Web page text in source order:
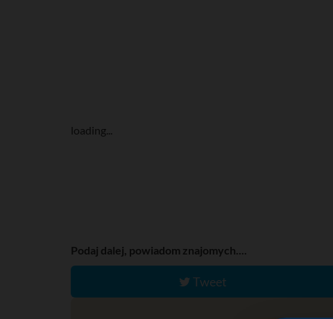
loading...
Podaj dalej, powiadom znajomych....
Tweet